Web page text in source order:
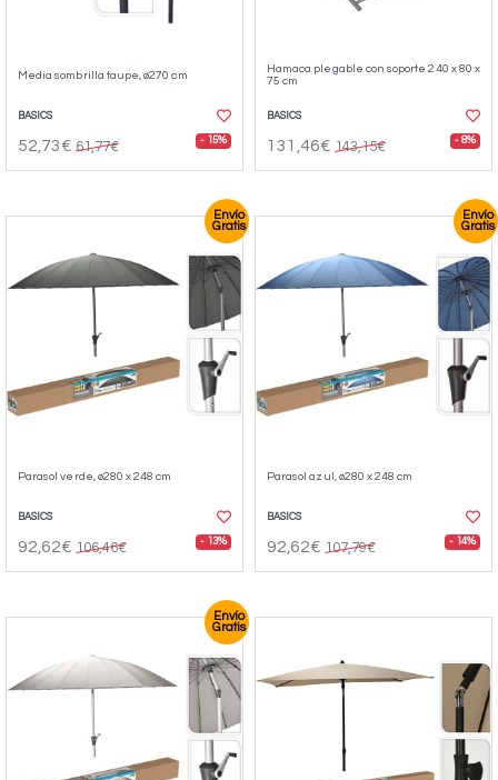
Media sombrilla taupe, ø270 cm
BASICS
52,73€ 61,77€ - 15%
Hamaca plegable con soporte 240 x 80 x
75 cm
BASICS
131,46€ 143,15€ - 8%
Envío
Gratis
Parasol verde, ø280 x 248 cm
BASICS
92,62€ 106,46€ - 13%
Envío
Gratis
Parasol azul, ø280 x 248 cm
BASICS
92,62€ 107,79€ - 14%
Envío
Gratis